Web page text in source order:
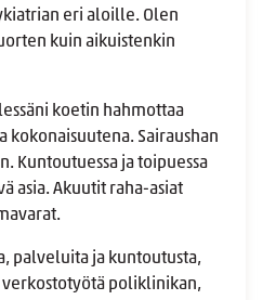
eri aloille. Olen
kuin aikuistenkin
koetin hahmottaa
Sairaushan
Kuntoutuessa ja toipuessa
asia. Akuutit raha-asiat
palveluita ja kuntoutusta,
verkostotyötä poliklinikan,